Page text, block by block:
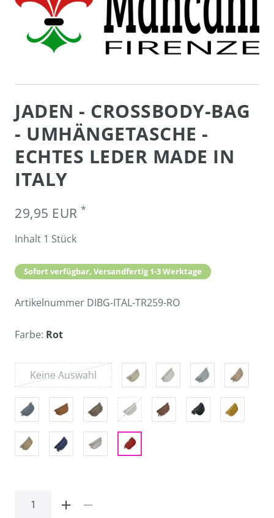
JADEN - CROSSBODY-BAG
- UMHÄNGETASCHE -
ECHTES LEDER MADE IN
ITALY
29,95 EUR *
Inhalt 1 Stück
Sofort verfügbar, Versandfertig 1-3 Werktage
Artikelnummer DIBG-ITAL-TR259-RO
Farbe: Rot
Keine Auswahl